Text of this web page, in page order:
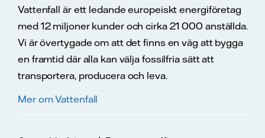
Vattenfall är ett ledande europeiskt energiföretag
med 12 miljoner kunder och cirka 21 000 anställda.
Vi är övertygade om att det finns en väg att bygga
en framtid där alla kan välja fossilfria sätt att
transportera, producera och leva.
Mer om Vattenfall